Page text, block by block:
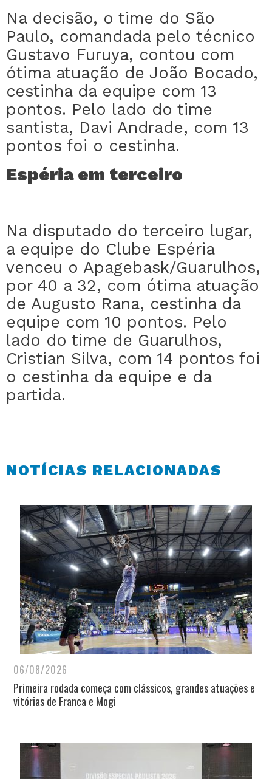
Na decisão, o time do São
Paulo, comandada pelo técnico
Gustavo Furuya, contou com
ótima atuação de João Bocado,
cestinha da equipe com 13
pontos. Pelo lado do time
santista, Davi Andrade, com 13
pontos foi o cestinha.
Espéria em terceiro
Na disputado do terceiro lugar,
a equipe do Clube Espéria
venceu o Apagebask/Guarulhos,
por 40 a 32, com ótima atuação
de Augusto Rana, cestinha da
equipe com 10 pontos. Pelo
lado do time de Guarulhos,
Cristian Silva, com 14 pontos foi
o cestinha da equipe e da
partida.
NOTÍCIAS RELACIONADAS
06/08/2026
Primeira rodada começa com clássicos, grandes atuações e
vitórias de Franca e Mogi